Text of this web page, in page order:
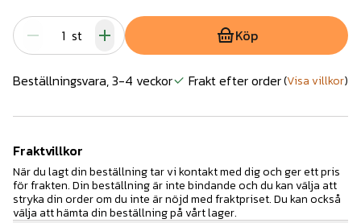
st Köp
Beställningsvara, 3-4 veckor Frakt efter order(Visa villkor)
Fraktvillkor
När du lagt din beställning tar vi kontakt med dig och ger ett pris
för frakten. Din beställning är inte bindande och du kan välja att
stryka din order om du inte är nöjd med fraktpriset. Du kan också
välja att hämta din beställning på vårt lager.